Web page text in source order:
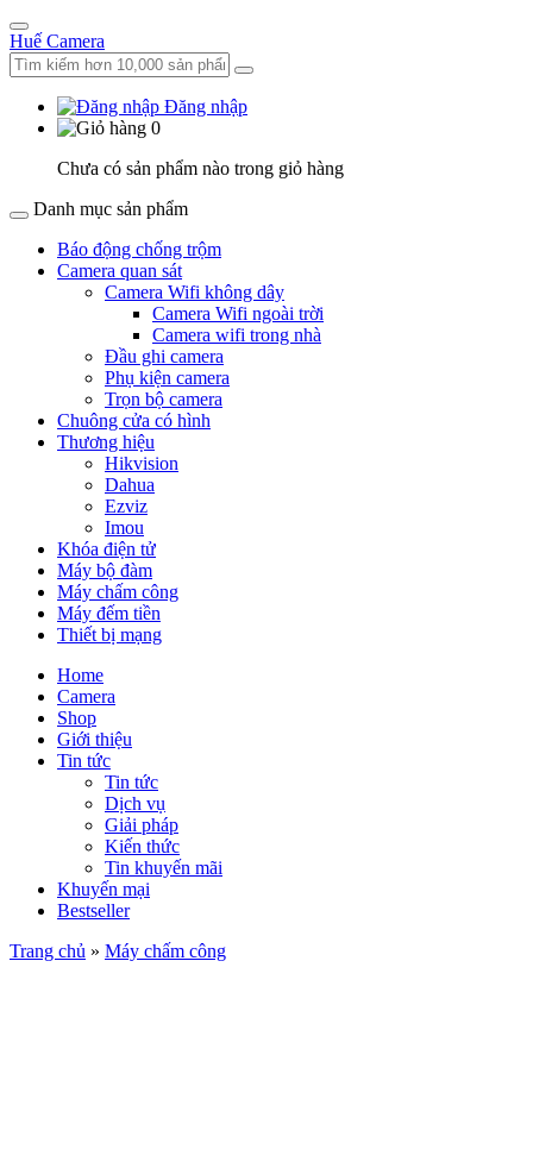
Huế Camera
Đăng nhập
0
Chưa có sản phẩm nào trong giỏ hàng
Danh mục sản phẩm
Báo động chống trộm
Camera quan sát
Camera Wifi không dây
Camera Wifi ngoài trời
Camera wifi trong nhà
Đầu ghi camera
Phụ kiện camera
Trọn bộ camera
Chuông cửa có hình
Thương hiệu
Hikvision
Dahua
Ezviz
Imou
Khóa điện tử
Máy bộ đàm
Máy chấm công
Máy đếm tiền
Thiết bị mạng
Home
Camera
Shop
Giới thiệu
Tin tức
Tin tức
Dịch vụ
Giải pháp
Kiến thức
Tin khuyến mãi
Khuyến mại
Bestseller
Trang chủ » Máy chấm công